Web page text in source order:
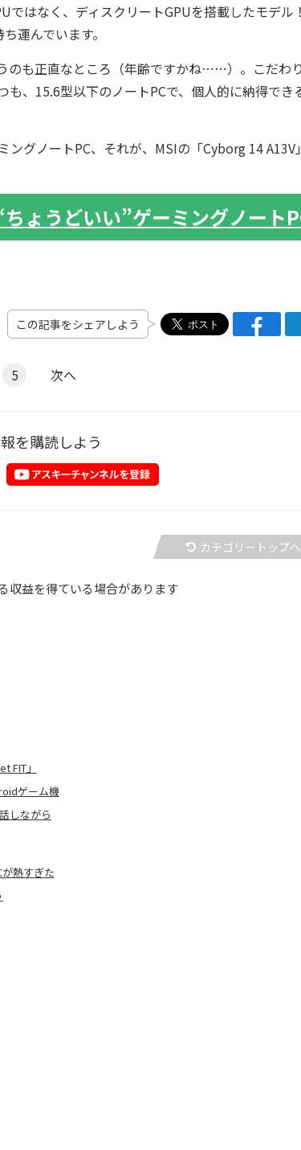
ではなく、ディスクリートGPUを搭載したモデ
運んでいます。
のも正直なところ（年齢ですかね……）。こだわ
、15.6型以下のノートPCで、個人的に納得でき
グノートPC、それが、MSIの「Cyborg 14 A13V
ょうどいい”ゲーミングノート
この記事をシェアしよう
5 次へ
を購読しよう
カテゴリートップへ
収益を得ている場合があります
FIT」
ゲーム機
しながら
熱すぎた